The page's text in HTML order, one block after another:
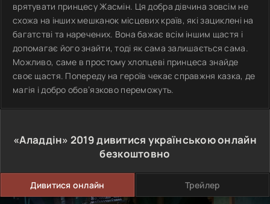
врятувати принцесу Жасмін. Ця добра дівчина зовсім не
схожа на інших мешканок місцевих країв, які зациклені на
багатстві та наречених. Вона бажає всім іншим щастя і
допомагає його знайти, тоді як сама залишається сама.
Можливо, саме в простому хлопцеві принцеса знайде
своє щастя. Попереду на героїв чекає справжня казка, де
магія і добро обов’язково переможуть.
«Аладдін» 2019дивитися українською онлайн
безкоштовно
Дивитися онлайн Трейлер